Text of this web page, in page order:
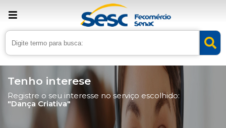
Tenho interese
Registre o seu interesse no serviço escolhido:
"Dança Criativa"